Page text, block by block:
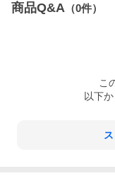
商品Q&A （0件）
こ
以下